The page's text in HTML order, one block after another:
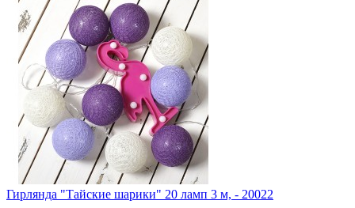
Гирлянда "Тайские шарики" 20 ламп 3 м, - 20022